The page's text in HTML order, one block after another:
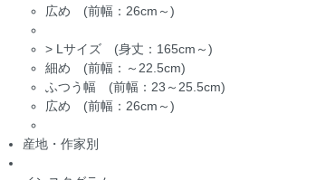
広め (前幅：26cm～)
> Lサイズ (身丈：165cm～)
細め (前幅：～22.5cm)
ふつう幅 (前幅：23～25.5cm)
広め (前幅：26cm～)
産地・作家別